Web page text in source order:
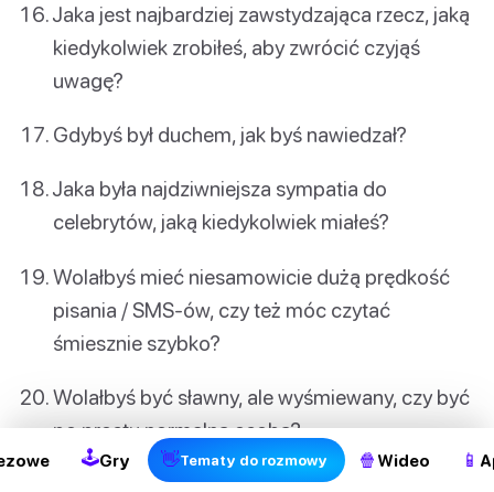
Jaka jest najbardziej zawstydzająca rzecz, jaką
kiedykolwiek zrobiłeś, aby zwrócić czyjąś
uwagę?
Gdybyś był duchem, jak byś nawiedzał?
Jaka była najdziwniejsza sympatia do
celebrytów, jaką kiedykolwiek miałeś?
Wolałbyś mieć niesamowicie dużą prędkość
pisania / SMS-ów, czy też móc czytać
śmiesznie szybko?
Wolałbyś być sławny, ale wyśmiewany, czy być
po prostu normalną osobą?
🕹Gry 👋Tematy do rozmowy 🍿 Wideo 📱